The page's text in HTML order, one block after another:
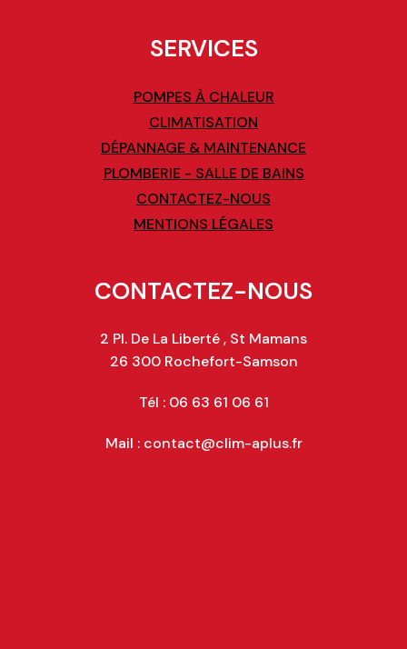
SERVICES
POMPES À CHALEUR
CLIMATISATION
DÉPANNAGE & MAINTENANCE
PLOMBERIE - SALLE DE BAINS
CONTACTEZ-NOUS
MENTIONS LÉGALES
CONTACTEZ-NOUS
2 Pl. De La Liberté , St Mamans
26 300 Rochefort-Samson
Tél : 06 63 61 06 61
Mail : contact@clim-aplus.fr